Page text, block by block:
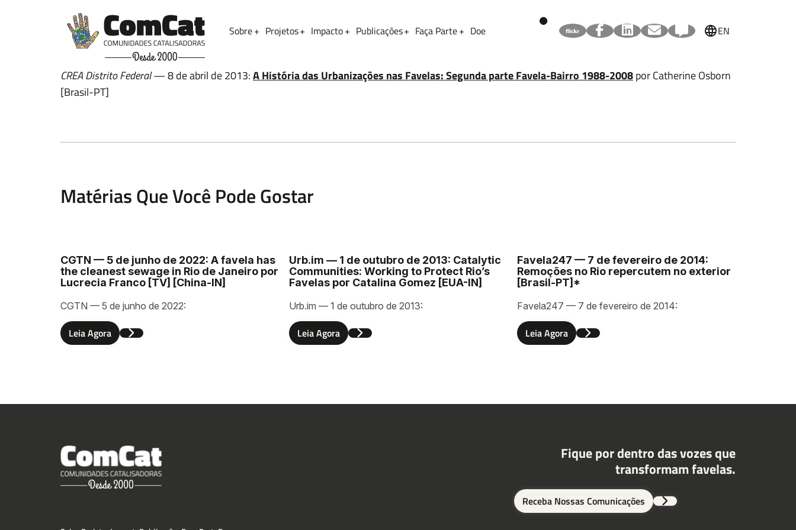
Sobre Projetos Impacto Publicações Faça Parte Doe EN
CREA Distrito Federal— 8 de abril de 2013:A História das Urbanizações nas Favelas: Segunda parte Favela-Bairro 1988-2008por Catherine Osborn
[Brasil-PT]
Matérias Que Você Pode Gostar
CGTN — 5 de junho de 2022: A favela has
the cleanest sewage in Rio de Janeiro por
Lucrecia Franco [TV] [China-IN]
CGTN — 5 de junho de 2022:
Leia Agora
Urb.im — 1 de outubro de 2013: Catalytic
Communities: Working to Protect Rio’s
Favelas por Catalina Gomez [EUA-IN]
Urb.im — 1 de outubro de 2013:
Leia Agora
Favela247 — 7 de fevereiro de 2014:
Remoções no Rio repercutem no exterior
[Brasil-PT]*
Favela247 — 7 de fevereiro de 2014:
Leia Agora
Fique por dentro das vozes que
transformam favelas.
Receba Nossas Comunicações
Nome Sobrenome
Email